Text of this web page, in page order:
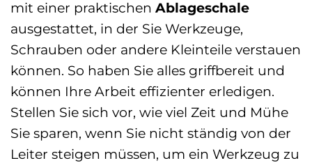
mit einer praktischen Ablageschale
ausgestattet, in der Sie Werkzeuge,
Schrauben oder andere Kleinteile verstauen
können. So haben Sie alles griffbereit und
können Ihre Arbeit effizienter erledigen.
Stellen Sie sich vor, wie viel Zeit und Mühe
Sie sparen, wenn Sie nicht ständig von der
Leiter steigen müssen, um ein Werkzeug zu